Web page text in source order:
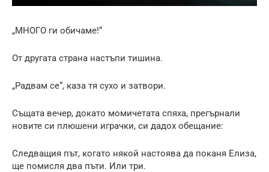
„МНОГО ги обичаме!“
От другата страна настъпи тишина.
„Радвам се“, каза тя сухо и затвори.
Същата вечер, докато момичетата спяха, прегърнали
новите си плюшени играчки, си дадох обещание:
Следващия път, когато някой настоява да поканя Елиза,
ще помисля два пъти. Или три.